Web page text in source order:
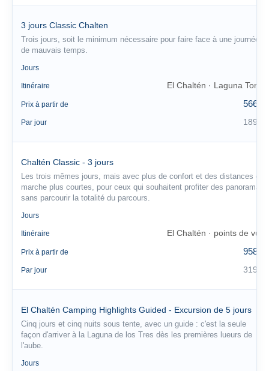
3 jours Classic Chalten
Trois jours, soit le minimum nécessaire pour faire face à une journée
de mauvais temps.
Jours
Itinéraire El Chaltén · Laguna Torre
Prix à partir de 566 €
Par jour 189 €
Chaltén Classic - 3 jours
Les trois mêmes jours, mais avec plus de confort et des distances de
marche plus courtes, pour ceux qui souhaitent profiter des panoramas
sans parcourir la totalité du parcours.
Jours
Itinéraire El Chaltén · points de vue
Prix à partir de 958 €
Par jour 319 €
El Chaltén Camping Highlights Guided - Excursion de 5 jours
Cinq jours et cinq nuits sous tente, avec un guide : c'est la seule
façon d'arriver à la Laguna de los Tres dès les premières lueurs de
l'aube.
Jours